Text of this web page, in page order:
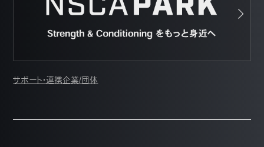
サポート・連携企業/団体